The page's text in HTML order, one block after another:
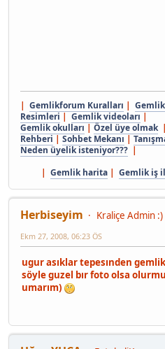
| Gemlikforum Kuralları |
Resimleri | Gemlik videoları |
Gemlik okulları | Özel üye olmak|
Rehberi | Sohbet Mekanı |
Neden üyelik isteniyor??? |
| Gemlik harita | Gemlik iş
Herbiseyim Kraliçe Admin :)
Ekm 27, 2008, 06:23 ÖS
ugur asıklar tepesınden
söyle guzel bır foto olsa olurmu
umarım)